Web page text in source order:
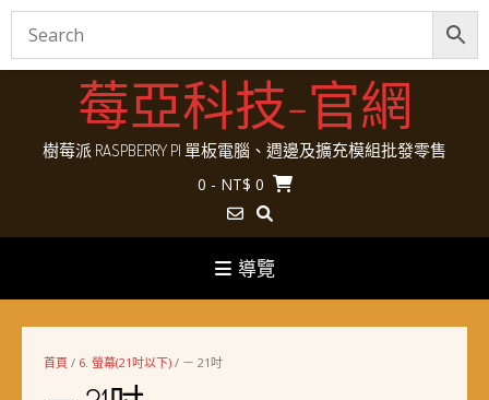
Skip
莓亞科技-官網
樹莓派 RASPBERRY PI 單板電腦、週邊及擴充模組批發零售
0 - NT$ 0
導覽
首頁 / 6. 螢幕(21吋以下) / － 21吋